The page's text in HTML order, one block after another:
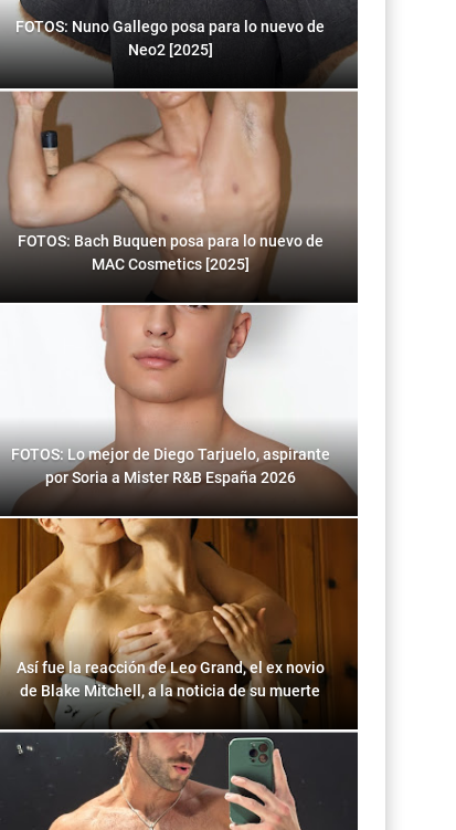
FOTOS: Nuno Gallego posa para lo nuevo de
Neo2 [2025]
FOTOS: Bach Buquen posa para lo nuevo de
MAC Cosmetics [2025]
FOTOS: Lo mejor de Diego Tarjuelo, aspirante
por Soria a Mister R&B España 2026
Así fue la reacción de Leo Grand, el ex novio
de Blake Mitchell, a la noticia de su muerte